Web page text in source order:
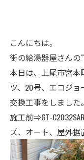
こんにちは。
街の給湯器屋さんの
本日は、上尾市宮本
ツ、20号、エコジ
交換工事をしました。
施工前⇒GT-
ズ、オート、屋外据